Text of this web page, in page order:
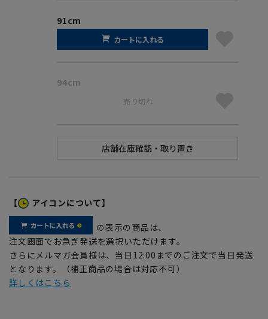
91cm
カートに入れる
94cm
売り切れ
【 アイコンについて】
の表示の商品は、
注文画面でお急ぎ発送を選択いただけます。
さらにメルマガ会員様は、当日12:00までのご注文で当日発送
となります。（補正商品の場合は対応不可）
詳しくはこちら